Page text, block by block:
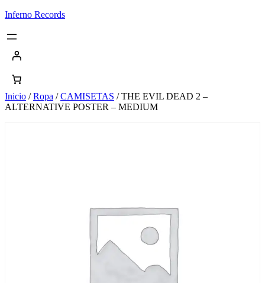
Saltar
contenido
Inferno Records
Inicio /Ropa /CAMISETAS / THE EVIL DEAD 2 –
ALTERNATIVE POSTER – MEDIUM